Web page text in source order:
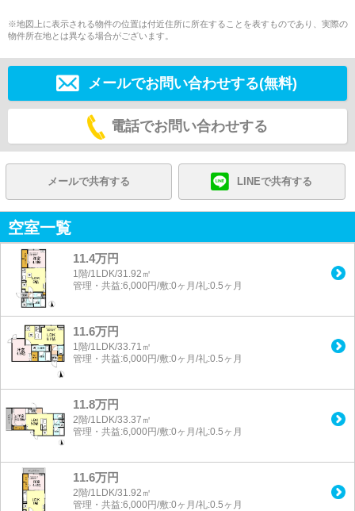
※地図上に表示される物件の位置は付近住所に所在することを表すものであり、実際の
物件所在地とは異なる場合がございます。
メールでお問い合わせする(無料)
電話でお問い合わせする
メールで共有する LINEで共有する
空室一覧
11.4万円
1階/1LDK/31.92㎡
管理・共益:6,000円/敷:0ヶ月/礼:0.5ヶ月
11.6万円
1階/1LDK/33.71㎡
管理・共益:6,000円/敷:0ヶ月/礼:0.5ヶ月
11.8万円
2階/1LDK/33.37㎡
管理・共益:6,000円/敷:0ヶ月/礼:0.5ヶ月
11.6万円
2階/1LDK/31.92㎡
管理・共益:6,000円/敷:0ヶ月/礼:0.5ヶ月